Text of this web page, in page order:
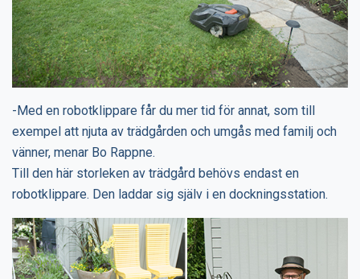
-Med en robotklippare får du mer tid för annat, som till
exempel att njuta av trädgården och umgås med familj och
vänner, menar Bo Rappne.
Till den här storleken av trädgård behövs endast en
robotklippare. Den laddar sig själv i en dockningsstation.